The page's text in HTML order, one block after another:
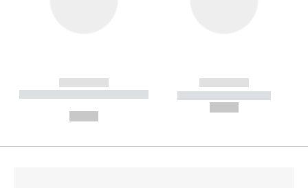
------------
----------- ----------- --------
------------
----------- -----------